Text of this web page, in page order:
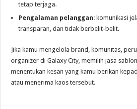
tetap terjaga.
Pengalaman pelanggan: komunikasi
transparan, dan tidak berbelit-belit.
Jika kamu mengelola brand, komunitas,
organizer di Galaxy City, memilih jasa
menentukan kesan yang kamu berikan
atau menerima kaos tersebut.